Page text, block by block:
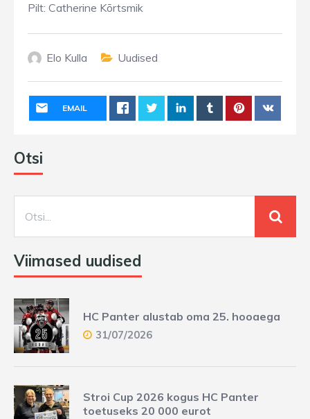
Pilt: Catherine Kõrtsmik
Elo Kulla Uudised
EMAIL
Otsi
Viimased uudised
HC Panter alustab oma 25. hooaega
31/07/2026
Stroi Cup 2026 kogus HC Panter
toetuseks 20 000 eurot